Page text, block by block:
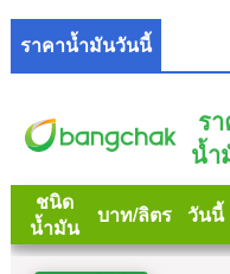
ราคาน้ำมันวันนี้